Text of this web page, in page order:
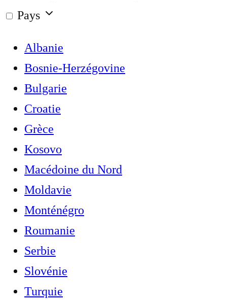
Pays
Albanie
Bosnie-Herzégovine
Bulgarie
Croatie
Grèce
Kosovo
Macédoine du Nord
Moldavie
Monténégro
Roumanie
Serbie
Slovénie
Turquie